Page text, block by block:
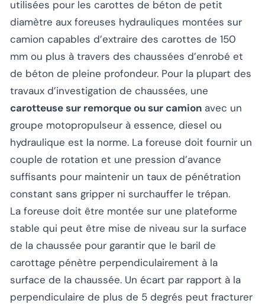
utilisées pour les carottes de béton de petit
diamètre aux foreuses hydrauliques montées sur
camion capables d’extraire des carottes de 150
mm ou plus à travers des chaussées d’enrobé et
de béton de pleine profondeur. Pour la plupart des
travaux d’investigation de chaussées, une
carotteuse sur remorque ou sur camion avec un
groupe motopropulseur à essence, diesel ou
hydraulique est la norme. La foreuse doit fournir un
couple de rotation et une pression d’avance
suffisants pour maintenir un taux de pénétration
constant sans gripper ni surchauffer le trépan.
La foreuse doit être montée sur une plateforme
stable qui peut être mise de niveau sur la surface
de la chaussée pour garantir que le baril de
carottage pénètre perpendiculairement à la
surface de la chaussée. Un écart par rapport à la
perpendiculaire de plus de 5 degrés peut fracturer